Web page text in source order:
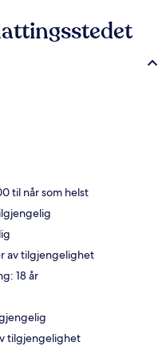
til når som helst
av tilgjengelighet
18 år
tilgjengelighet